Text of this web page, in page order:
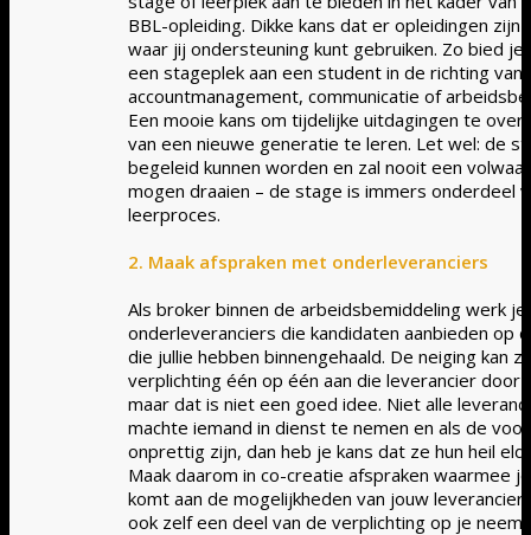
BBL-opleiding. Dikke kans dat er opleidingen zijn
waar jij ondersteuning kunt gebruiken. Zo bied
een stageplek aan een student in de richting van
accountmanagement, communicatie of
Een mooie kans om tijdelijke uitdagingen te
van een nieuwe generatie te leren. Let wel: de
begeleid kunnen worden en zal nooit een
mogen draaien – de stage is immers onderdeel
leerproces.
2. Maak afspraken met onderleveranciers
Als broker binnen de arbeidsbemiddeling werk
onderleveranciers die kandidaten aanbieden op
die jullie hebben binnengehaald. De neiging kan
verplichting één op één aan die leverancier door
maar dat is niet een goed idee. Niet alle
machte iemand in dienst te nemen en als de
onprettig zijn, dan heb je kans dat ze hun heil
Maak daarom in co-creatie afspraken waarmee
komt aan de mogelijkheden van jouw
ook zelf een deel van de verplichting op je